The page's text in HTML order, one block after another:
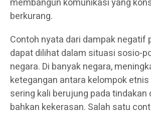
berkurang.
Contoh nyata dari dampak negatif
dapat dilihat dalam situasi sosio-
negara. Di banyak negara,
ketegangan antara kelompok
sering kali berujung pada
bahkan kekerasan. Salah satu